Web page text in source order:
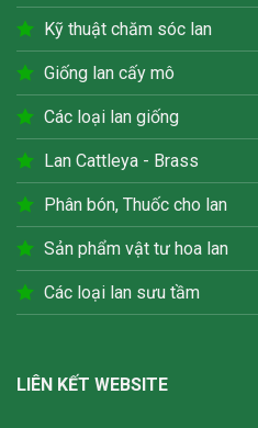
Kỹ thuật chăm sóc lan
Giống lan cấy mô
Các loại lan giống
Lan Cattleya - Brass
Phân bón, Thuốc cho lan
Sản phẩm vật tư hoa lan
Các loại lan sưu tầm
LIÊN KẾT WEBSITE